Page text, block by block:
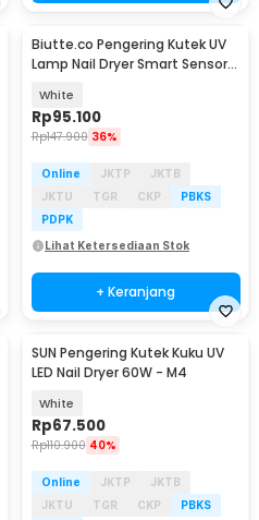
Biutte.co Pengering Kutek UV
Lamp Nail Dryer Smart Sensor
White
Rp95.100
Rp147.900 36%
Online JKTP
JKTB
JKTU
TGR CKP
PBKS
PDPK
Lihat Ketersediaan Stok
+ Keranjang
SUN Pengering Kutek Kuku UV
LED Nail Dryer 60W - M4
White
Rp67.500
Rp110.900 40%
Online JKTP
JKTB
JKTU
TGR CKP
PBKS